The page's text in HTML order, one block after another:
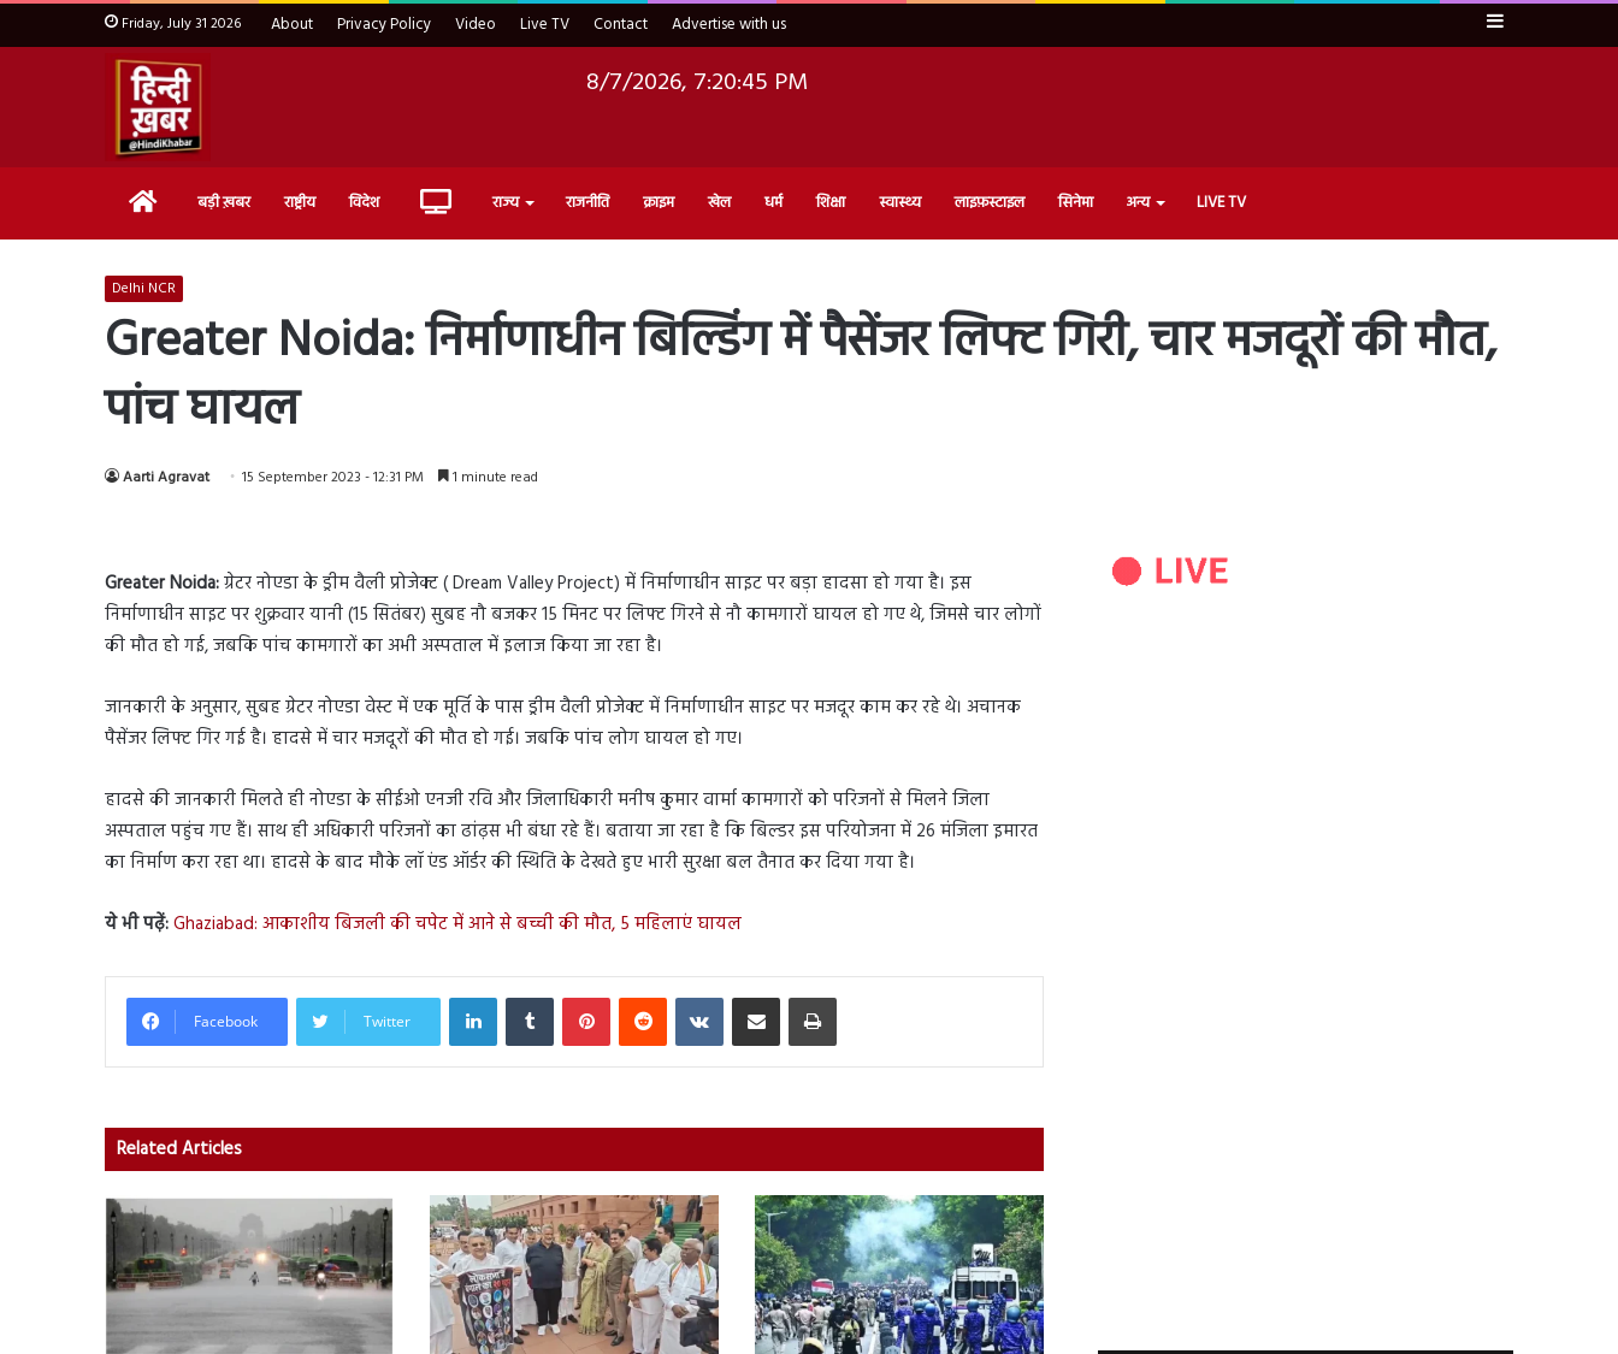
Friday, July 31 2026 About Privacy Policy Video Live TV Contact Advertise with us Sidebar
8/7/2026, 7:20:46 PM
Home बड़ी ख़बर राष्ट्रीय विदेश Live राज्य राजनीति क्राइम खेल धर्म शिक्षा स्वास्थ्य लाइफ़स्टाइल सिनेमा अन्य LIVE TV
Delhi NCR
Greater Noida: निर्माणाधीन बिल्डिंग में पैसेंजर लिफ्ट गिरी, चार मजदूरों की मौत,
पांच घायल
Aarti Agravat 15 September 2023 - 12:31 PM 1 minute read
Greater Noida:ग्रेटर नोएडा के ड्रीम वैली प्रोजेक्ट ( Dream Valley Project) में निर्माणाधीन साइट पर बड़ा हादसा हो गया है। इस
निर्माणाधीन साइट पर शुक्रवार यानी (15 सितंबर) सुबह नौ बजकर 15 मिनट पर लिफ्ट गिरने से नौ कामगारों घायल हो गए थे, जिमसे चार लोगों
की मौत हो गई, जबकि पांच कामगारों का अभी अस्पताल में इलाज किया जा रहा है।
जानकारी के अनुसार, सुबह ग्रेटर नोएडा वेस्ट में एक मूर्ति के पास ड्रीम वैली प्रोजेक्ट में निर्माणाधीन साइट पर मजदूर काम कर रहे थे। अचानक
पैसेंजर लिफ्ट गिर गई है। हादसे में चार मजदूरों की मौत हो गई। जबकि पांच लोग घायल हो गए।
हादसे की जानकारी मिलते ही नोएडा के सीईओ एनजी रवि और जिलाधिकारी मनीष कुमार वार्मा कामगारों को परिजनों से मिलने जिला
अस्पताल पहुंच गए हैं। साथ ही अधिकारी परिजनों का ढांढ़स भी बंधा रहे हैं। बताया जा रहा है कि बिल्डर इस परियोजना में 26 मंजिला इमारत
का निर्माण करा रहा था। हादसे के बाद मौके लॉ एंड ऑर्डर की स्थिति के देखते हुए भारी सुरक्षा बल तैनात कर दिया गया है।
ये भी पढ़ें:Ghaziabad: आकाशीय बिजली की चपेट में आने से बच्ची की मौत, 5 महिलाएं घायल
Facebook Twitter
LinkedInTumblr PinterestReddit VKontakteShare via Email Print
Related Articles